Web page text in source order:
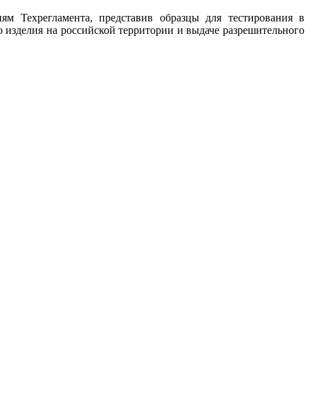
Техрегламента, представив образцы для тестирования в
на российской территории и выдаче разрешительного